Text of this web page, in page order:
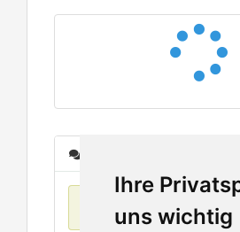
Ihre
uns wichtig
No items found